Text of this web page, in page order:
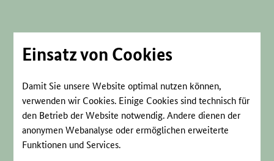
Einsatz von Cookies
Damit Sie unsere Website optimal nutzen können,
verwenden wir Cookies. Einige Cookies sind technisch für
den Betrieb der Website notwendig. Andere dienen der
anonymen Webanalyse oder ermöglichen erweiterte
Funktionen und Services.